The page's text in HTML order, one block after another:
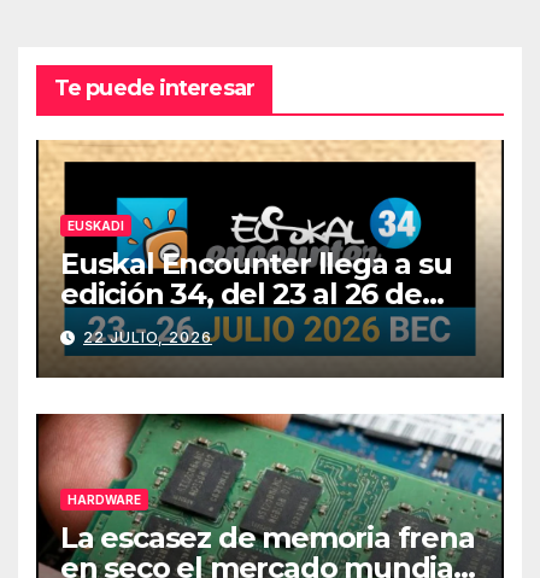
Te puede interesar
EUSKADI
Euskal Encounter llega a su
edición 34, del 23 al 26 de
julio
22 JULIO, 2026
HARDWARE
La escasez de memoria frena
en seco el mercado mundial